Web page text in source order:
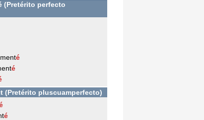
(Pretérito perfecto
é
é
(Pretérito pluscuamperfecto)
é